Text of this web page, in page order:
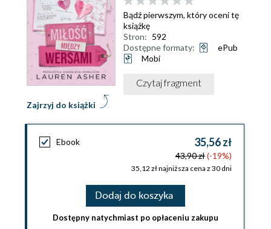
Zajrzyj do książki
Bądź pierwszym, który oceni tę
książkę
Stron: 592
Dostępne formaty:
ePub
Mobi
Czytaj fragment
Ebook 35,56 zł
43,90 zł(-19%)
35,12 zł najniższa cena z 30 dni
Dodaj do koszyka
Dostępny natychmiast po opłaceniu zakupu